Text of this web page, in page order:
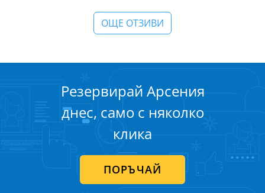
ОЩЕ ОТЗИВИ
Резервирай Арсения
днес, само с няколко
клика
ПОРЪЧАЙ